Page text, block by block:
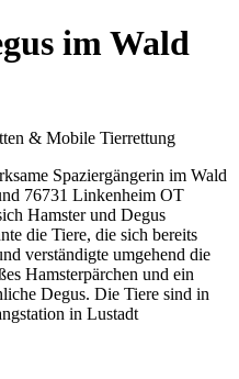
im Wald
& Mobile Tierrettung
Spaziergängerin im Wald
76731 Linkenheim OT
Hamster und Degus
die Tiere, die sich bereits
verständigte umgehend die
Hamsterpärchen und ein
Degus. Die Tiere sind in
in Lustadt